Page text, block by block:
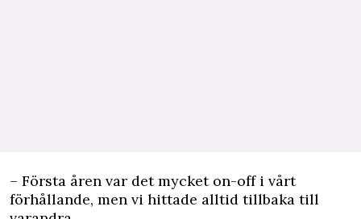
– Första åren var det mycket on-off i vårt
förhållande, men vi hittade alltid tillbaka till